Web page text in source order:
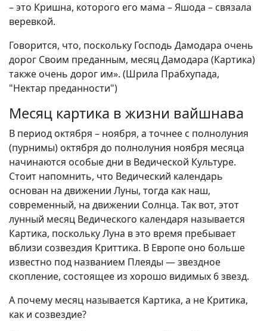
– это Кришна, которого его мама – Яшода – связала
веревкой.
Говорится, что, поскольку Господь Дамодара очень
дорог Своим преданным, месяц Дамодара (Картика)
также очень дорог им». (Шрила Прабхупада,
"Нектар преданности")
Месяц картика в жизни вайшнава
В период октября – ноября, а точнее с полнолуния
(пурнимы) октября до полнолуния ноября месяца
начинаются особые дни в Ведической Культуре.
Стоит напомнить, что Ведический календарь
основан на движении Луны, тогда как наш,
современный, на движении Солнца. Так вот, этот
лунный месяц Ведического календаря называется
Картика, поскольку Луна в это время пребывает
вблизи созвездия Криттика. В Европе оно больше
известно под названием Плеяды — звездное
скопление, состоящее из хорошо видимых 6 звезд.
А почему месяц называется Картика, а не Критика,
как и созвездие?